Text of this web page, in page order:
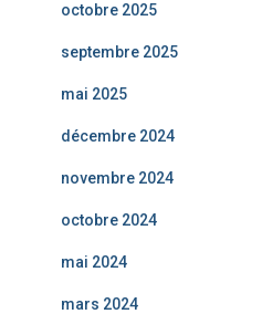
octobre 2025
septembre 2025
mai 2025
décembre 2024
novembre 2024
octobre 2024
mai 2024
mars 2024